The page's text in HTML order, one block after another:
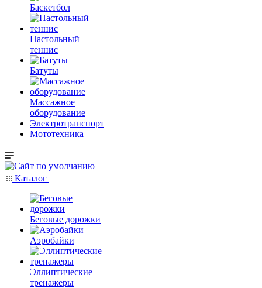
Баскетбол
Настольный
теннис
Батуты
Массажное
оборудование
Электротранспорт
Мототехника
Каталог
Беговые дорожки
Аэробайки
Эллиптические
тренажеры